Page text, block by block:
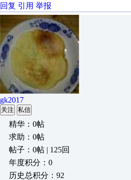
回复 引用 举报
gk2017
关注 私信
精华：0帖
求助：0帖
帖子：0帖 | 125回
年度积分：0
历史总积分：92